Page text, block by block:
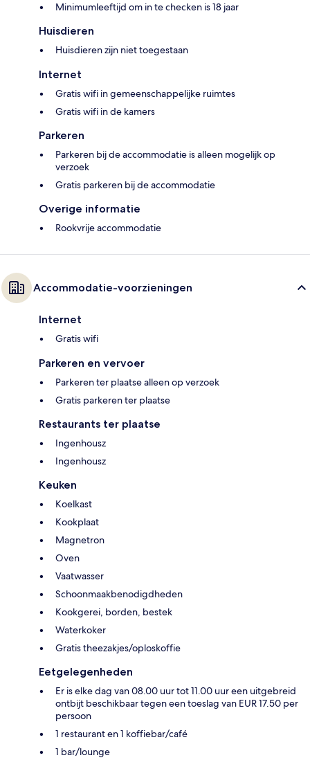
Minimumleeftijd om in te checken is 18 jaar
Huisdieren
Huisdieren zijn niet toegestaan
Internet
Gratis wifi in gemeenschappelijke ruimtes
Gratis wifi in de kamers
Parkeren
Parkeren bij de accommodatie is alleen mogelijk op
verzoek
Gratis parkeren bij de accommodatie
Overige informatie
Rookvrije accommodatie
Accommodatie-voorzieningen
Internet
Gratis wifi
Parkeren en vervoer
Parkeren ter plaatse alleen op verzoek
Gratis parkeren ter plaatse
Restaurants ter plaatse
Ingenhousz
Ingenhousz
Keuken
Koelkast
Kookplaat
Magnetron
Oven
Vaatwasser
Schoonmaakbenodigdheden
Kookgerei, borden, bestek
Waterkoker
Gratis theezakjes/oploskoffie
Eetgelegenheden
Er is elke dag van 08.00 uur tot 11.00 uur een uitgebreid
ontbijt beschikbaar tegen een toeslag van EUR 17.50 per
persoon
1 restaurant en 1 koffiebar/café
1 bar/lounge